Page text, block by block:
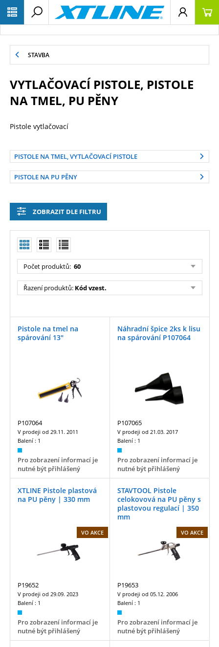
STAVBA
VYTLAČOVACÍ PISTOLE, PISTOLE
NA TMEL, PU PĚNY
Pistole vytlačovací
PISTOLE NA TMEL, VYTLAČOVACÍ PISTOLE
PISTOLE NA PU PĚNY
ZOBRAZIT DLE FILTRU
Počet produktů: 60
Řazení produktů: Kód vzest.
Pistole na tmel na
spárování 13"
P107064
V prodeji od 29.11. 2011
Balení : 1
Pro zobrazení informací je
nutné být přihlášený
Náhradní špice 2ks k lisu
na spárování P107064
P107065
V prodeji od 21.03. 2017
Balení : 1
Pro zobrazení informací je
nutné být přihlášený
XTLINE Pistole plastová
na PU pěny | 330 mm
VO AKCE
P19652
V prodeji od 29.09. 2023
Balení : 1
Pro zobrazení informací je
nutné být přihlášený
STAVTOOL Pistole
celokovová na PU pěny s
plastovou regulací | 350
mm
VO AKCE
P19653
V prodeji od 05.12. 2006
Balení : 1
Pro zobrazení informací je
nutné být přihlášený